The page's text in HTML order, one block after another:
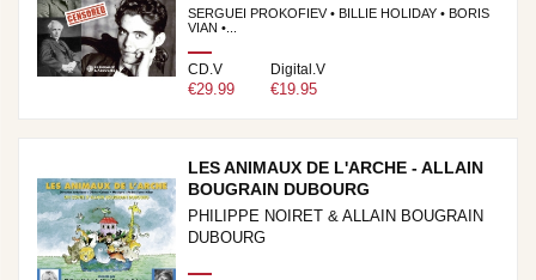
SERGUEI PROKOFIEV • BILLIE HOLIDAY • BORIS
VIAN •...
CD.V
€29.99
Digital.V
€19.95
LES ANIMAUX DE L'ARCHE - ALLAIN
BOUGRAIN DUBOURG
PHILIPPE NOIRET & ALLAIN BOUGRAIN
DUBOURG